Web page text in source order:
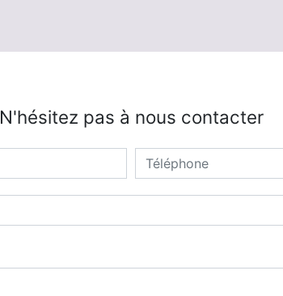
N'hésitez pas à nous contacter